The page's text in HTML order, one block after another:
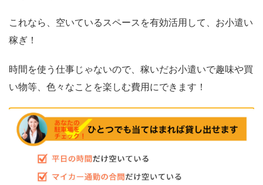
これなら、空いているスペースを有効活用して、お小遣い
稼ぎ！
時間を使う仕事じゃないので、稼いだお小遣いで趣味や買
い物等、色々なことを楽しむ費用にできます！